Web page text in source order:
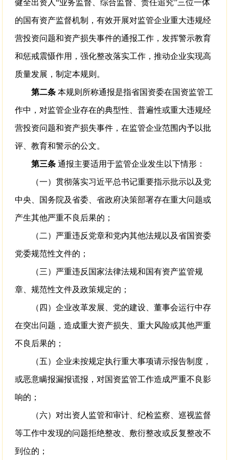
健全出资人“业务监督、综合监督、责任追究”三位一体
的国有资产监督机制，有效开展对监管企业重大违规经
营投资问题和资产损失事件的通报工作，发挥警示教育
和惩戒震慑作用，强化整改落实工作，推动企业实现高
质量发展，制定本规则。
第二条本规则所称通报是指省国资委在国资监管工
作中，对监管企业存在的典型性、普遍性或重大违规经
营投资问题和资产损失事件，在监管企业范围内予以批
评、教育和警示的公文。
第三条 通报主要适用于监管企业发生以下情形：
（一）贯彻落实习近平总书记重要指示批示以及党
中央、国务院及省委、省政府决策部署存在重大问题或
产生其他严重不良后果的；
（二）严重违反党章和党内其他法规以及省国资委
党委规范性文件的；
（三）严重违反国家法律法规和国有资产监管规
章、规范性文件及政策规定的；
（四）企业改革发展、党的建设、董事会运行中存
在突出问题，造成重大资产损失、重大风险或其他严重
不良后果的；
（五）企业未按规定执行重大事项请示报告制度，
或恶意瞒报漏报谎报，对国资监管工作造成严重不良影
响的；
（六）对出资人监管和审计、纪检监察、巡视监督
等工作中发现的问题拒绝整改、敷衍整改或反复整改不
到位的；